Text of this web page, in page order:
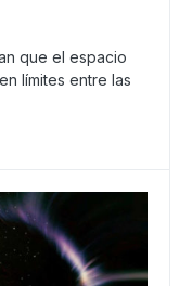
que el espacio
límites entre las